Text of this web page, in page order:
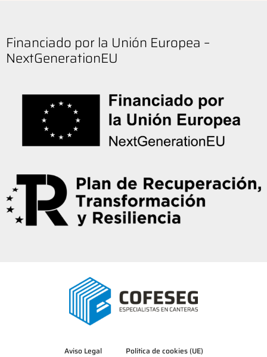
Financiado por la Unión Europea –
NextGenerationEU
Aviso Legal Política de cookies (UE)